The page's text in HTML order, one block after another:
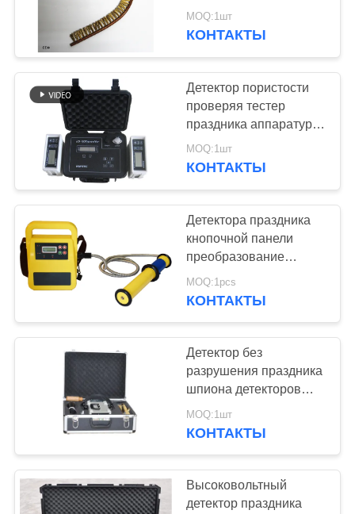
светомассы зонд /
Плоская кисть зонды
MOQ:1шт
КОНТАКТЫ
Детектор пористости
проверяя тестер
праздника аппаратуры
врезая состояние
Antisepsis трубы
MOQ:1шт
КОНТАКТЫ
Детектора праздника
кнопочной панели
преобразование
частоты
высоковольтного
MOQ:1pcs
КОНТАКТЫ
Детектор без
разрушения праздника
шпиона детекторов
праздника пористости
искры защиты от
MOQ:1шт
КОНТАКТЫ
Высоковольтный
детектор праздника